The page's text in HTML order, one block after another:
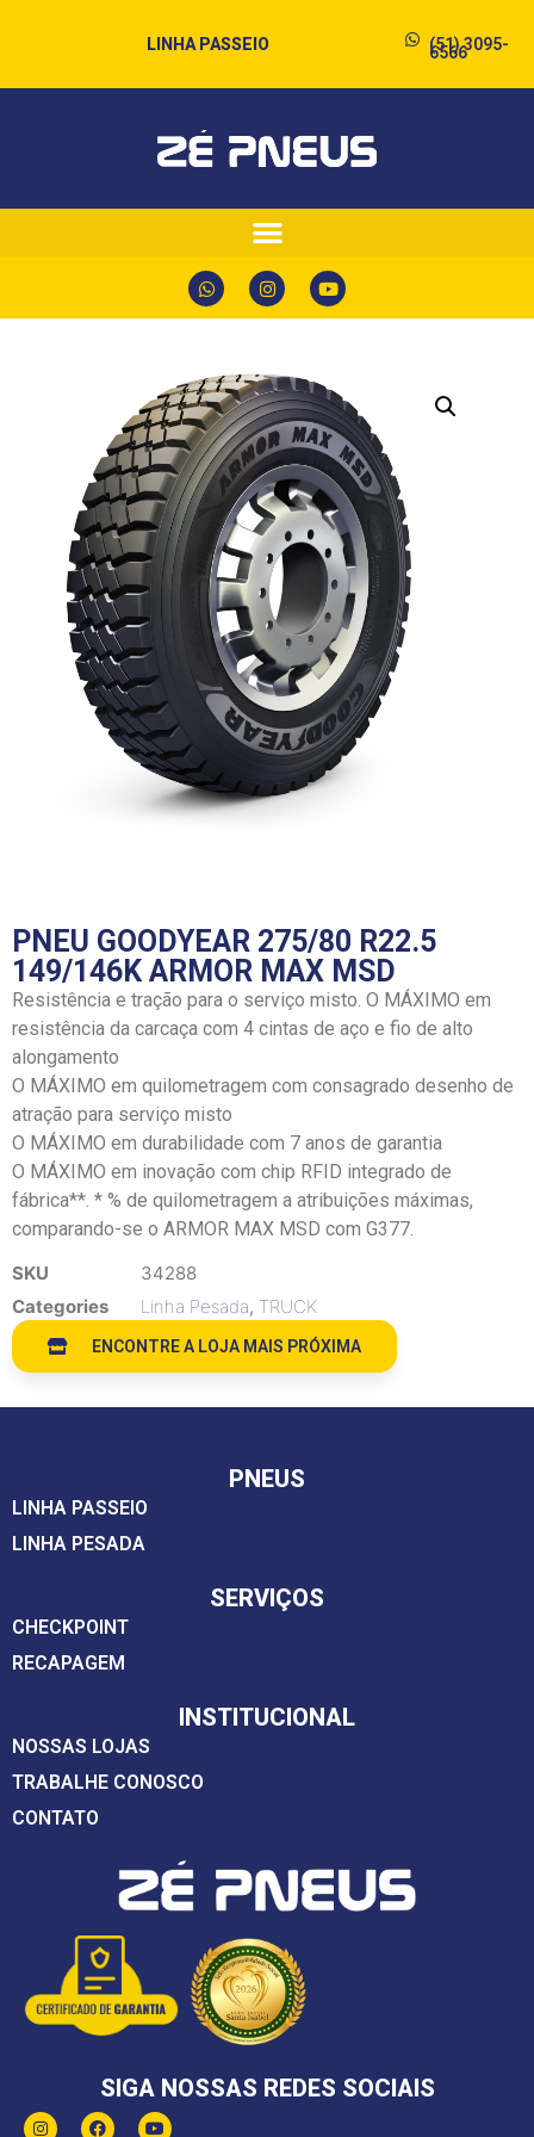
LINHA PASSEIO (51) 3095-
6566
PNEU GOODYEAR 275/80 R22.5
149/146K ARMOR MAX MSD
Resistência e tração para o serviço misto. O MÁXIMO em
resistência da carcaça com 4 cintas de aço e fio de alto
alongamento
O MÁXIMO em quilometragem com consagrado desenho de
atração para serviço misto
O MÁXIMO em durabilidade com 7 anos de garantia
O MÁXIMO em inovação com chip RFID integrado de
fábrica**. * % de quilometragem a atribuições máximas,
comparando-se o ARMOR MAX MSD com G377.
SKU
34288
Categories
Linha Pesada, TRUCK
ENCONTRE A LOJA MAIS PRÓXIMA
PNEUS
LINHA PASSEIO
LINHA PESADA
SERVIÇOS
CHECKPOINT
RECAPAGEM
INSTITUCIONAL
NOSSAS LOJAS
TRABALHE CONOSCO
CONTATO
SIGA NOSSAS REDES SOCIAIS